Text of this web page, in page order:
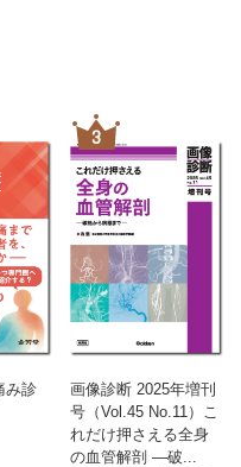
田周治，相羽久輝
二，小黒草太，相羽久
含む） 久岡正典，鈴木智
肉腫） 孝橋賢一，三宅
み診
3
画像診断 2025年増刊
号（Vol.45 No.11）こ
れだけ押さえる全身
の血管解剖 ―破...